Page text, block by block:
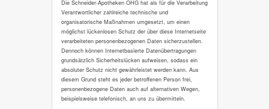
Die Schneider-Apotheken OHG hat als für die Verarbeitung
Verantwortlicher zahlreiche technische und
organisatorische Maßnahmen umgesetzt, um einen
möglichst lückenlosen Schutz der über diese Internetseite
verarbeiteten personenbezogenen Daten sicherzustellen.
Dennoch können Internetbasierte Datenübertragungen
grundsätzlich Sicherheitslücken aufweisen, sodass ein
absoluter Schutz nicht gewährleistet werden kann. Aus
diesem Grund steht es jeder betroffenen Person frei,
personenbezogene Daten auch auf alternativen Wegen,
beispielsweise telefonisch, an uns zu übermitteln.